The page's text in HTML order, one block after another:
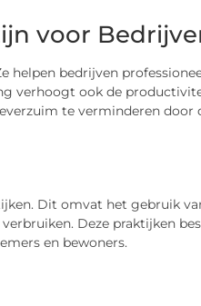
voor
helpen bedrijven
verhoogt ook de
te verminderen door
Dit omvat het gebruik
Deze praktijken
en bewoners.